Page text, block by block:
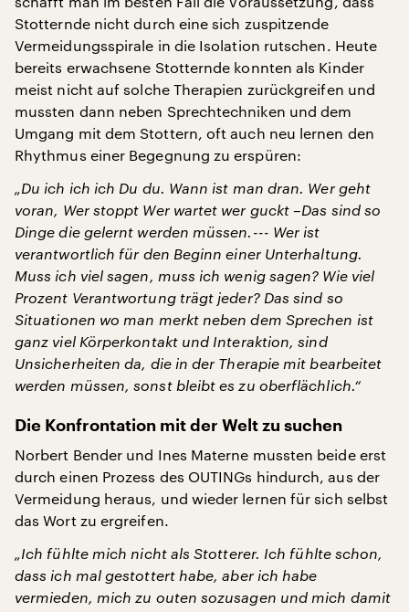
Stotternde nicht durch eine sich zuspitzende
Vermeidungsspirale in die Isolation rutschen. Heute
bereits erwachsene Stotternde konnten als Kinder
meist nicht auf solche Therapien zurückgreifen und
mussten dann neben Sprechtechniken und dem
Umgang mit dem Stottern, oft auch neu lernen den
Rhythmus einer Begegnung zu erspüren:
„Du ich ich ich Du du. Wann ist man dran. Wer geht
voran, Wer stoppt Wer wartet wer guckt –Das sind so
Dinge die gelernt werden müssen.--- Wer ist
verantwortlich für den Beginn einer Unterhaltung.
Muss ich viel sagen, muss ich wenig sagen? Wie viel
Prozent Verantwortung trägt jeder? Das sind so
Situationen wo man merkt neben dem Sprechen ist
ganz viel Körperkontakt und Interaktion, sind
Unsicherheiten da, die in der Therapie mit bearbeitet
werden müssen, sonst bleibt es zu oberflächlich.“
Die Konfrontation mit der Welt zu suchen
Norbert Bender und Ines Materne mussten beide erst
durch einen Prozess des OUTINGs hindurch, aus der
Vermeidung heraus, und wieder lernen für sich selbst
das Wort zu ergreifen.
„Ich fühlte mich nicht als Stotterer. Ich fühlte schon,
dass ich mal gestottert habe, aber ich habe
vermieden, mich zu outen sozusagen und mich damit